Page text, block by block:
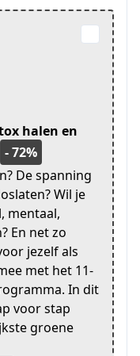
halen en
- 72%
De spanning
Wil je
mentaal,
En net zo
jezelf als
met het 11-
In dit
voor stap
groene